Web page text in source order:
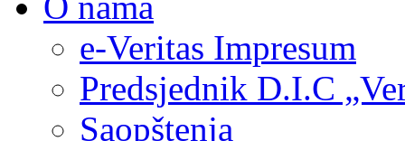
e-Veritas Impresum
Predsjednik D.I.C
Saopštenja